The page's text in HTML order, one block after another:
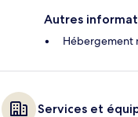
Autres
Hébergement
Services et